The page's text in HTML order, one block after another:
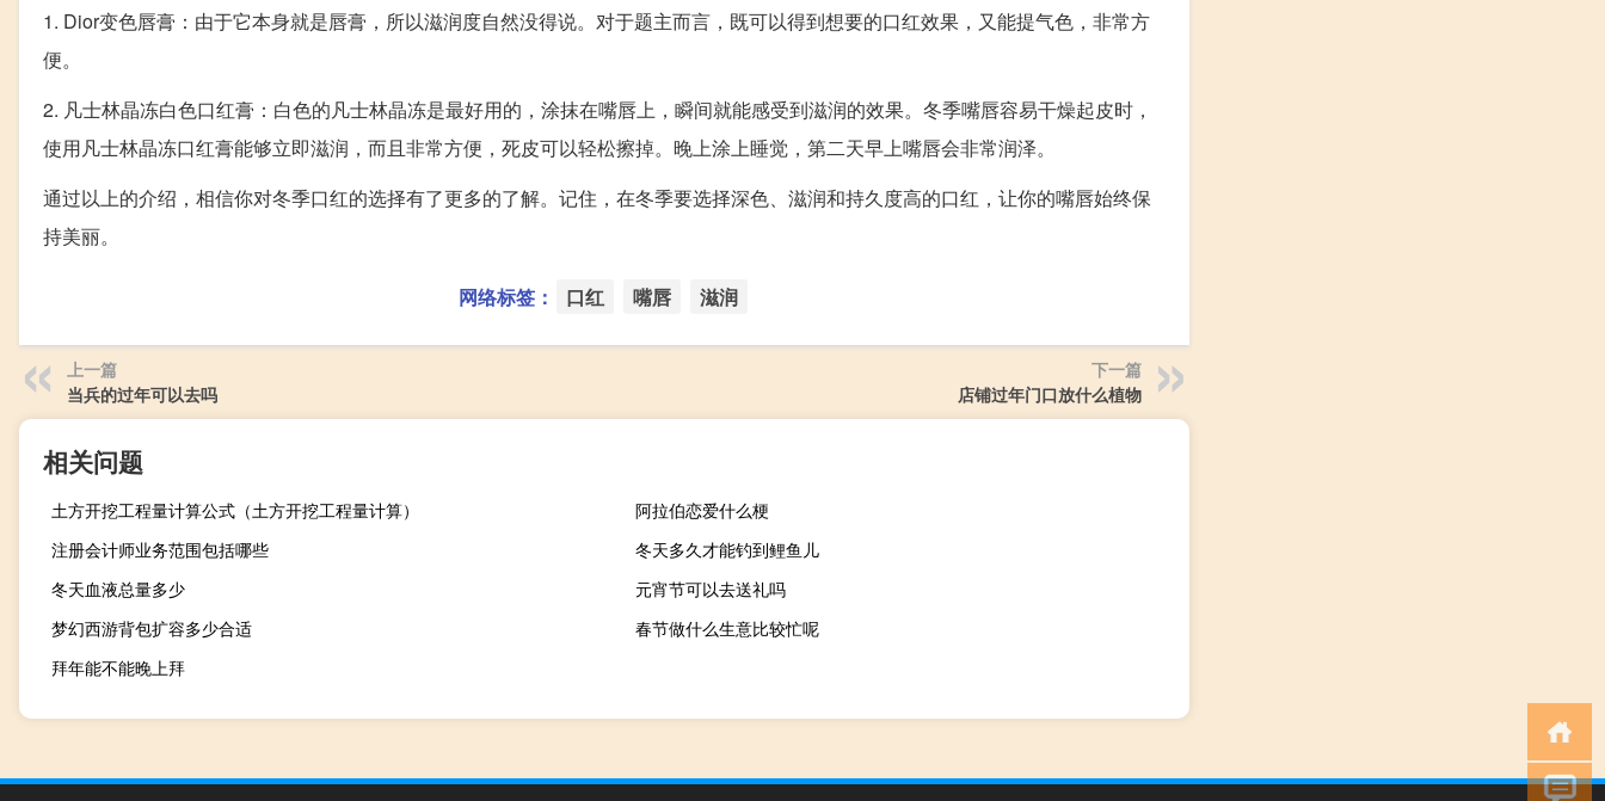
1. Dior变色唇膏：由于它本身就是唇膏，所以滋润度自然没得说。对于题主而言，既可以得到想要的口红效果，又能提气色，非常方
便。
2. 凡士林晶冻白色口红膏：白色的凡士林晶冻是最好用的，涂抹在嘴唇上，瞬间就能感受到滋润的效果。冬季嘴唇容易干燥起皮时，
使用凡士林晶冻口红膏能够立即滋润，而且非常方便，死皮可以轻松擦掉。晚上涂上睡觉，第二天早上嘴唇会非常润泽。
通过以上的介绍，相信你对冬季口红的选择有了更多的了解。记住，在冬季要选择深色、滋润和持久度高的口红，让你的嘴唇始终保
持美丽。
网络标签： 口红 嘴唇 滋润
上一篇
当兵的过年可以去吗
下一篇
店铺过年门口放什么植物
相关问题
土方开挖工程量计算公式（土方开挖工程量计算）
阿拉伯恋爱什么梗
注册会计师业务范围包括哪些
冬天多久才能钓到鲤鱼儿
冬天血液总量多少
元宵节可以去送礼吗
梦幻西游背包扩容多少合适
春节做什么生意比较忙呢
拜年能不能晚上拜